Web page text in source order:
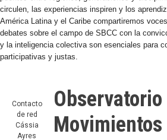
circulen, las experiencias inspiren y los
América Latina y el Caribe compartiremos
debates sobre el campo de SBCC con la
y la inteligencia colectiva son esenciales para
participativas y justas.
Contacto
de red
Cássia
Ayres